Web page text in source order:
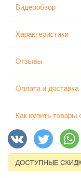
Видеообзор
Характеристики
Отзывы
Оплата и доставка
Как купить товары
ДОСТУПНЫЕ